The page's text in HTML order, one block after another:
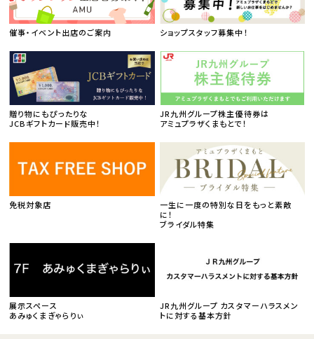
催事・イベント出店のご案内 ショップスタッフ募集中！
贈り物にもぴったりな
JCBギフトカード販売中！
JR九州グループ株主優待券は
アミュプラザくまもとで！
免税対象店
一生に一度の特別な日をもっと素敵
に！
ブライダル特集
展示スペース
あみゅくまぎゃらりぃ
JR九州グループ カスタマーハラスメン
トに対する基本方針